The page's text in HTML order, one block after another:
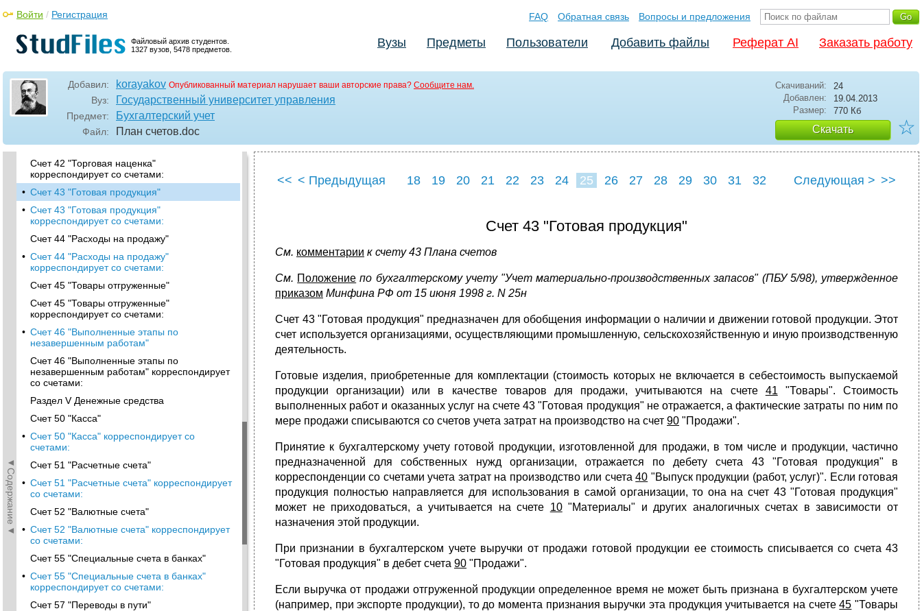
Файловый архив студентов.
1327 вузов, 5478 предметов.
Войти / Регистрация FAQ Обратная связь Вопросы и предложения
Вузы Предметы Пользователи Добавить файлы Реферат AI Заказать работу
Добавил: korayakov Опубликованный материал нарушает ваши авторские права? Сообщите нам.
Вуз: Государственный университет управления
Предмет: Бухгалтерский учет
Файл: План счетов.doc
Скачиваний:
24
Добавлен:
19.04.2013
Размер:
770 Кб
Скачать ☆
◄Содержание◄
хозяйства" корреспондирует со счетами:
• Раздел IV Готовая продукция и товары
Счет 40 "Выпуск продукции (работ, услуг)"
Счет 40 "Выпуск продукции (работ, услуг)"
корреспондирует со счетами:
Счет 41 "Товары"
• Счет 41 "Товары" корреспондирует со
Счет 42 "Торговая наценка"
Счет 42 "Торговая наценка"
корреспондирует со счетами:
• Счет 43 "Готовая продукция"
• Счет 43 "Готовая продукция"
корреспондирует со счетами:
Счет 44 "Расходы на продажу"
• Счет 44 "Расходы на продажу"
корреспондирует со счетами:
Счет 45 "Товары отгруженные"
Счет 45 "Товары отгруженные"
корреспондирует со счетами:
• Счет 46 "Выполненные этапы по
незавершенным работам"
Счет 46 "Выполненные этапы по
незавершенным работам" корреспондирует
со счетами:
Раздел V Денежные средства
Счет 50 "Касса"
• Счет 50 "Касса" корреспондирует со
счетами:
Счет 51 "Расчетные счета"
• Счет 51 "Расчетные счета" корреспондирует
со счетами:
Счет 52 "Валютные счета"
• Счет 52 "Валютные счета" корреспондирует
со счетами:
Счет 55 "Специальные счета в банках"
• Счет 55 "Специальные счета в банках"
корреспондирует со счетами:
Счет 57 "Переводы в пути"
<< < Предыдущая 18 19 20 21 22 23 24 25 26 27 28 29 30 31
32
Следующая > >>
Счет 43 "Готовая продукция"
См. комментарии к счету 43 Плана счетов
См. Положение по бухгалтерскому учету "Учет материально-производственных запасов" (ПБУ 5/98), утвержденное
приказом Минфина РФ от 15 июня 1998 г. N 25н
Счет 43 "Готовая продукция" предназначен для обобщения информации о наличии и движении готовой продукции. Этот
счет используется организациями, осуществляющими промышленную, сельскохозяйственную и иную производственную
деятельность.
Готовые изделия, приобретенные для комплектации (стоимость которых не включается в себестоимость выпускаемой
продукции организации) или в качестве товаров для продажи, учитываются на счете 41 "Товары". Стоимость
выполненных работ и оказанных услуг на счете 43 "Готовая продукция" не отражается, а фактические затраты по ним по
мере продажи списываются со счетов учета затрат на производство на счет 90 "Продажи".
Принятие к бухгалтерскому учету готовой продукции, изготовленной для продажи, в том числе и продукции, частично
предназначенной для собственных нужд организации, отражается по дебету счета 43 "Готовая продукция" в
корреспонденции со счетами учета затрат на производство или счета40 "Выпуск продукции (работ, услуг)". Если готовая
продукция полностью направляется для использования в самой организации, то она на счет 43 "Готовая продукция"
может не приходоваться, а учитывается на счете 10"Материалы" и других аналогичных счетах в зависимости от
назначения этой продукции.
При признании в бухгалтерском учете выручки от продажи готовой продукции ее стоимость списывается со счета 43
"Готовая продукция" в дебет счета 90 "Продажи".
Если выручка от продажи отгруженной продукции определенное время не может быть признана в бухгалтерском учете
(например, при экспорте продукции), то до момента признания выручки эта продукция учитывается на счете45 "Товары